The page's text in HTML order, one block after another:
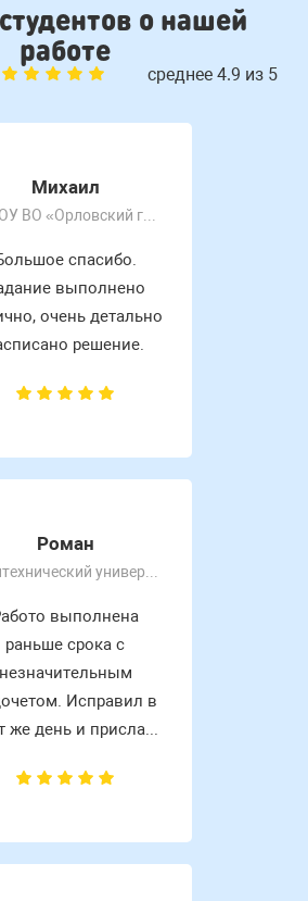
о нашей
работе
среднее 4.9 из 5
Михаил
ФГБОУ ВО «Орловский государственный университет имени И.С. Тургенева»
спасибо.
выполнено
очень детально
решение.
Роман
выполнена
раньше срока с
незначительным
Исправил в
же день и присла...